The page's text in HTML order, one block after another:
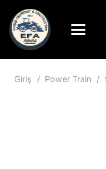
Giriş / Power Train /